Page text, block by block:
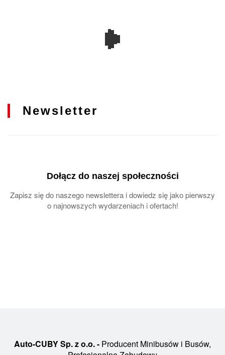
Newsletter
Dołącz do naszej społeczności
Zapisz się do naszego newslettera i dowiedz się jako pierwszy
o najnowszych wydarzeniach i ofertach!
Auto-CUBY Sp. z o.o. - Producent Minibusów i Busów,